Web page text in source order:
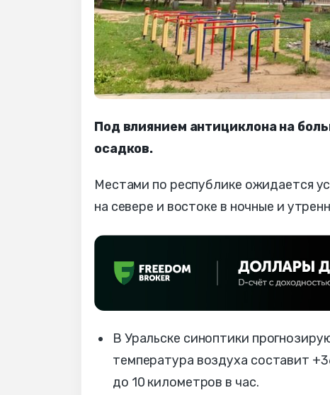
Под влиянием антициклона на
осадков.
Местами по республике ожидается
на севере и востоке в ночные и
В Уральске синоптики
температура воздуха составит
до 10 километров в час.